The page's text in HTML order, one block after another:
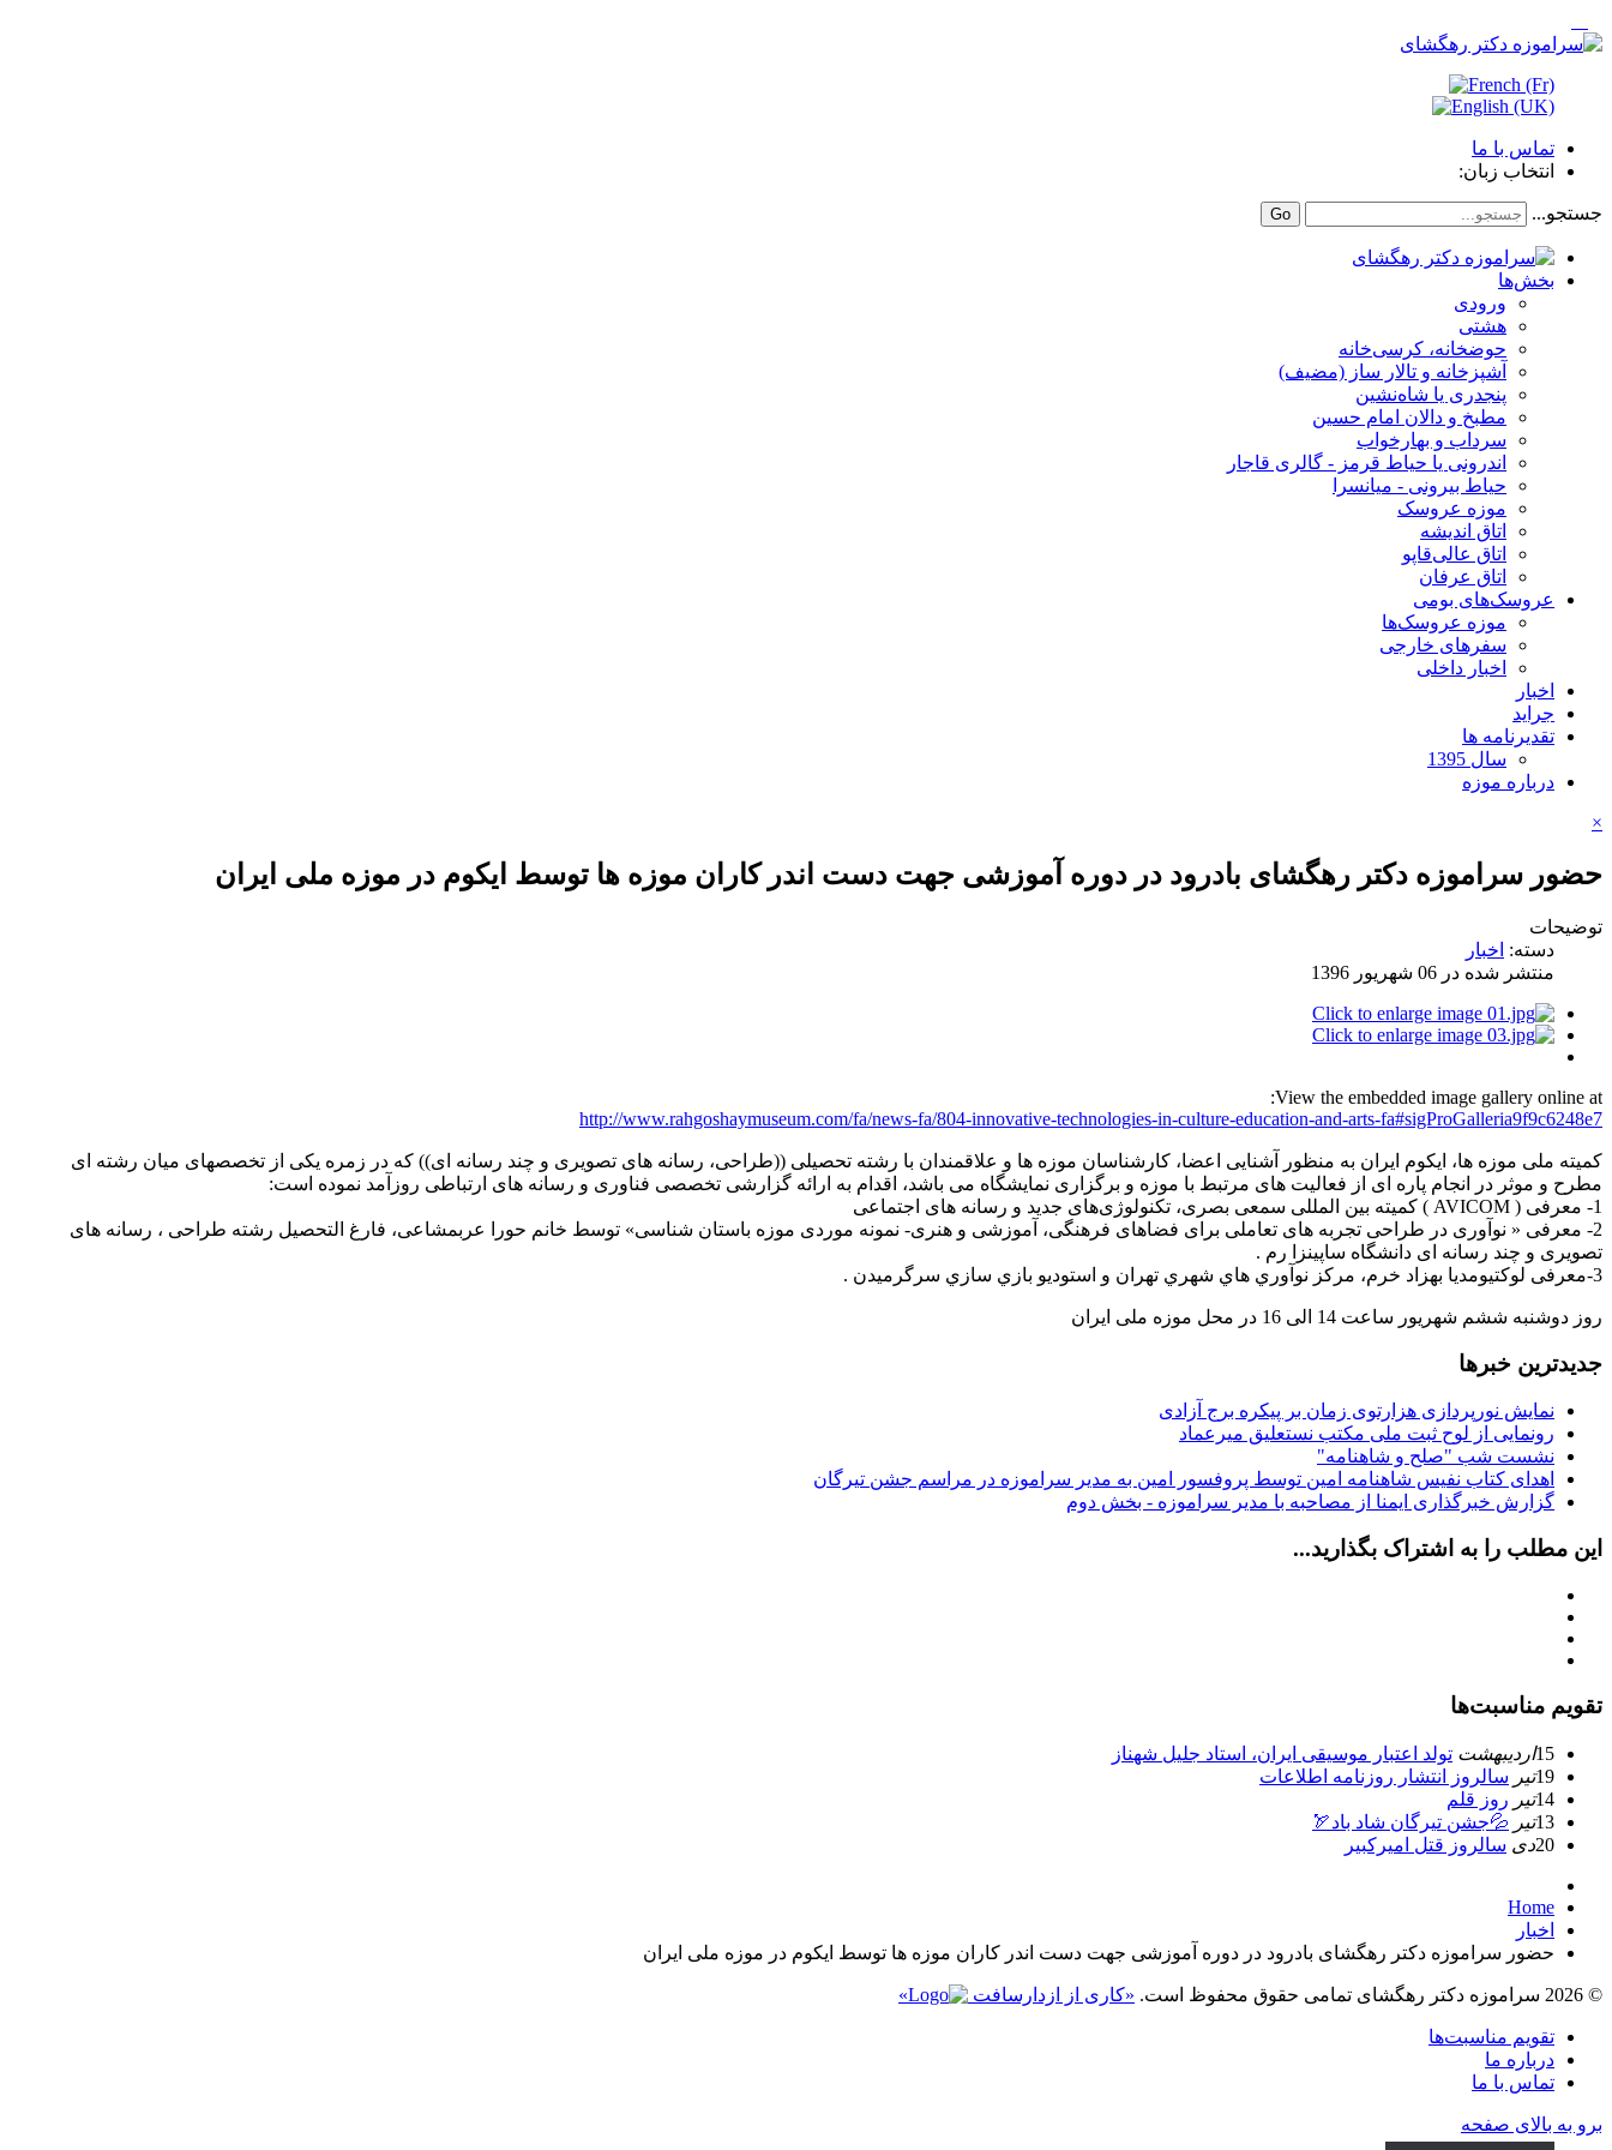
تماس با ما
انتخاب زبان:
جستجو... Go
بخش‌ها
ورودی
هشتی
حوضخانه، کرسی‌خانه
آشپزخانه و تالار ساز (مضیف)
پنجدری یا شاه‌نشین
مطبخ و دالان امام حسین
سرداب و بهارخواب
اندرونی یا حیاط قرمز - گالری قاجار
حیاط بیرونی - میانسرا
موزه عروسک
اتاق اندیشه
اتاق عالی‌قاپو
اتاق عرفان
عروسک‌های بومی
موزه عروسک‌ها
سفرهای خارجی
اخبار داخلی
اخبار
جراید
تقدیرنامه ها
سال 1395
درباره موزه
×
حضور سراموزه دكتر رهگشای بادرود در دوره آموزشی جهت دست اندر کاران موزه ها توسط ایکوم در موزه ملی ایران
توضیحات
دسته: اخبار
منتشر شده در 06 شهریور 1396
View the embedded image gallery online at:
http://www.rahgoshaymuseum.com/fa/news-fa/804-innovative-technologies-in-culture-education-and-arts-fa#sigProGalleria9f9c6248e7
کمیته ملی موزه ها، ایکوم ایران به منظور آشنایی اعضا، کارشناسان موزه ها و علاقمندان با رشته تحصیلی ((طراحی، رسانه های تصویری و چند رسانه ای)) که در زمره یکی از تخصصهای میان رشته ای
مطرح و موثر در انجام پاره ای از فعالیت های مرتبط با موزه و برگزاری نمایشگاه می باشد، اقدام به ارائه گزارشی تخصصی فناوری و رسانه های ارتباطی روزآمد نموده است:
1- معرفی ( AVICOM ) کمیته بین المللی سمعی بصری، تکنولوژی‌های جدید و رسانه های اجتماعی
2- معرفی « نوآوری در طراحی تجربه های تعاملی برای فضاهای فرهنگی، آموزشی و هنری- نمونه موردی موزه باستان شناسی» توسط خانم حورا عربمشاعی، فارغ التحصیل رشته طراحی ، رسانه های
تصویری و چند رسانه ای دانشگاه ساپینزا رم .
3-معرفی لوکتیومدیا بهزاد خرم، مركز نوآوري هاي شهري تهران و استوديو بازي سازي سرگرميدن .
روز دوشنبه ششم شهریور ساعت 14 الی 16 در محل موزه ملی ایران
جدیدترین خبرها
نمایش نورپردازی هزارتوی زمان بر پیکره برج آزادی
رونمایی از لوح ثبت ملی مكتب نستعلیق میرعماد
نشست شب "صلح و شاهنامه"
اهدای کتاب نفیس شاهنامه امین توسط پروفسور امین به مدیر سراموزه در مراسم جشن تیرگان
گزارش خبرگذاری ایمنا از مصاحبه با مدیر سراموزه - بخش دوم
این مطلب را به اشتراک بگذارید...
تقویم مناسبت‌ها
15ارديبهشت تولد اعتبار موسيقى ايران، استاد جليل شهناز
19تیر سالروز انتشار روزنامه اطلاعات
14تیر روز قلم
13تیر 💦جشن تیرگان شاد باد🏹
20دی سالروز قتل امیرکبیر
Home
اخبار
حضور سراموزه دكتر رهگشای بادرود در دوره آموزشی جهت دست اندر کاران موزه ها توسط ایکوم در موزه ملی ایران
© 2026 سراموزه دکتر رهگشای تمامی حقوق محفوظ است. «کاری از ازدارسافت »
تقویم مناسبت‌ها
درباره ما
تماس با ما
برو به بالای صفحه